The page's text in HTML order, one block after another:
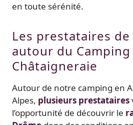
en toute sérénité.
Les prestataires
autour du Camping
Châtaigneraie
Autour de notre camping en
Alpes, plusieurs prestataires
l’opportunité de découvrir le